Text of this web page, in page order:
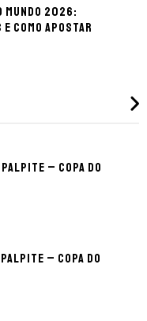
Mundo 2026:
como apostar
– Copa do
– Copa do